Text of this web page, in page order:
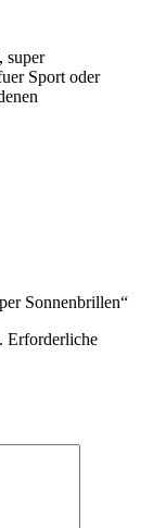
super
Sport oder
Sonnenbrillen“
Erforderliche